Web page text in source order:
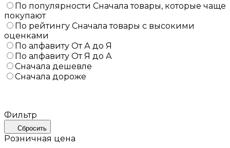
По популярности Сначала товары, которые чаще
покупают
По рейтингу Сначала товары с высокими
оценками
По алфавиту От А до Я
По алфавиту От Я до А
Сначала дешевле
Сначала дороже
Фильтр
Сбросить
Розничная цена